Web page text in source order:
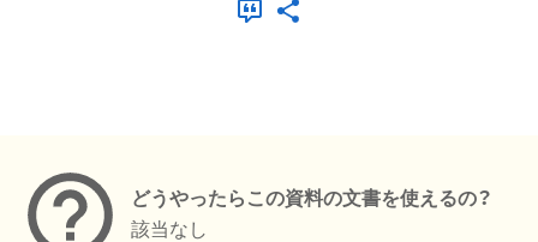
どうやったらこの資料の文書を使えるの？
該当なし